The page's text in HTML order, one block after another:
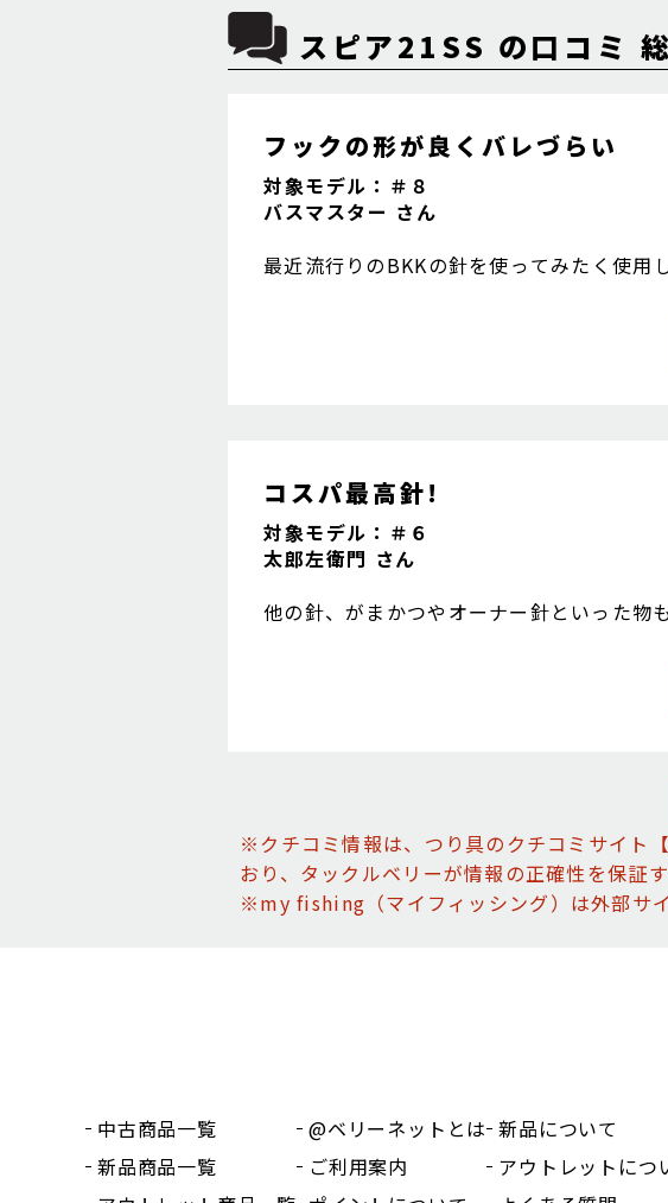
スピア21SS の口コミ
フックの形が良くバレづらい
対象モデル：＃８
バスマスター さん
最近流行りのBKKの針を使ってみたく使用
コスパ最高針!
対象モデル：＃６
太郎左衛門 さん
他の針、がまかつやオーナー針といった物
※クチコミ情報は、つり具のクチコミサイト【
おり、タックルベリーが情報の正確性を保証
※my fishing（マイフィッシング）は外部サイ
中古商品一覧
新品商品一覧
@ベリーネットとは
ご利用案内
新品について
アウトレットにつ